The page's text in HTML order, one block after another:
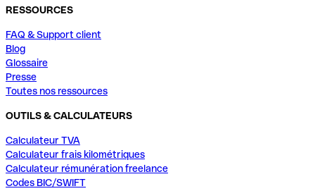
RESSOURCES
FAQ & Support client
Blog
Glossaire
Presse
Toutes nos ressources
OUTILS & CALCULATEURS
Calculateur TVA
Calculateur frais kilométriques
Calculateur rémunération freelance
Codes BIC/SWIFT